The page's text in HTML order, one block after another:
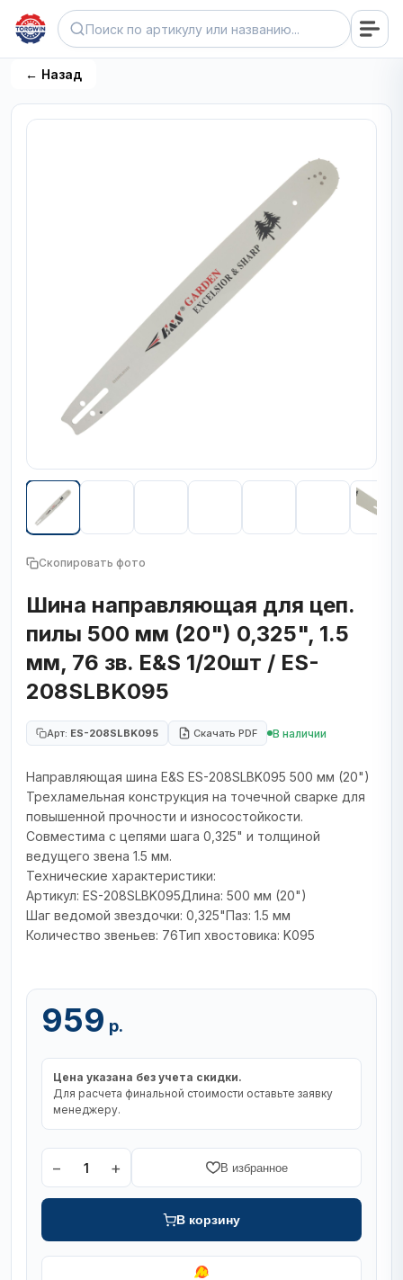
← Назад
Скопировать фото
Шина направляющая для цеп.
пилы 500 мм (20") 0,325", 1.5
мм, 76 зв. E&S 1/20шт / ES-
208SLBK095
Арт: ES-208SLBK095 Скачать PDF В наличии
Направляющая шина E&S ES-208SLBK095 500 мм (20")
Трехламельная конструкция на точечной сварке для
повышенной прочности и износостойкости.
Совместима с цепями шага 0,325" и толщиной
ведущего звена 1.5 мм.
Технические характеристики:
Артикул: ES-208SLBK095Длина: 500 мм (20")
Шаг ведомой звездочки: 0,325"Паз: 1.5 мм
Количество звеньев: 76Тип хвостовика: K095
959 р.
Цена указана без учета скидки.
Для расчета финальной стоимости оставьте заявку
менеджеру.
− 1 + В избранное
В корзину